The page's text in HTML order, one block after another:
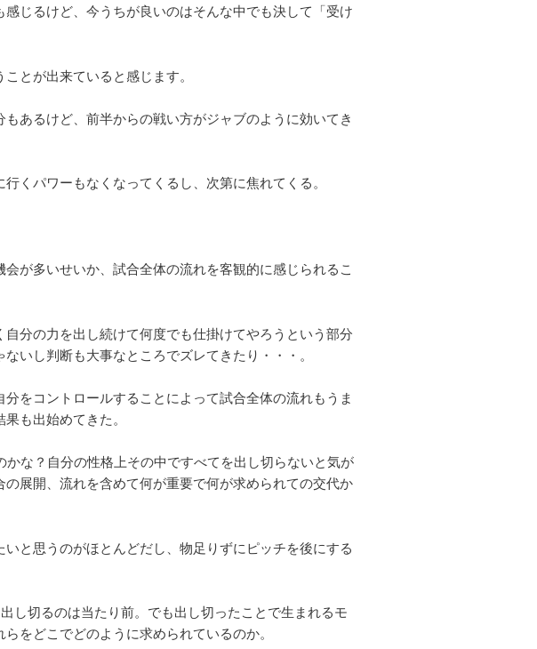
じるけど、今うちが良いのはそんな中でも決して「受け
とが出来ていると感じます。
あるけど、前半からの戦い方がジャブのように効いてき
行くパワーもなくなってくるし、次第に焦れてくる。
が多いせいか、試合全体の流れを客観的に感じられるこ
分の力を出し続けて何度でも仕掛けてやろうという部分
いし判断も大事なところでズレてきたり・・・。
をコントロールすることによって試合全体の流れもうま
も出始めてきた。
な？自分の性格上その中ですべてを出し切らないと気が
展開、流れを含めて何が重要で何が求められての交代か
と思うのがほとんどだし、物足りずにピッチを後にする
し切るのは当たり前。でも出し切ったことで生まれるモ
をどこでどのように求められているのか。